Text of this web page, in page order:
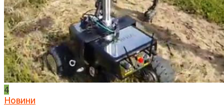
4
Новини